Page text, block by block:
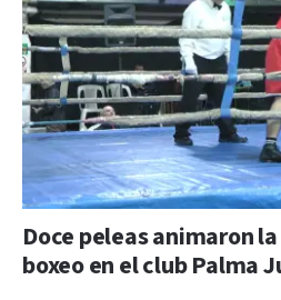
Doce peleas animaron
boxeo en el club Palma